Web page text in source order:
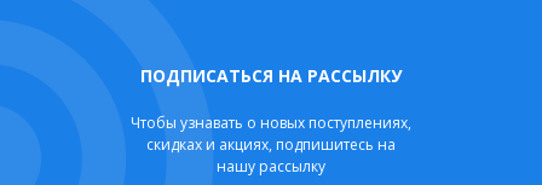
ПОДПИСАТЬСЯ НА РАССЫЛКУ
Чтобы узнавать о новых поступлениях,
скидках и акциях, подпишитесь на
нашу рассылку